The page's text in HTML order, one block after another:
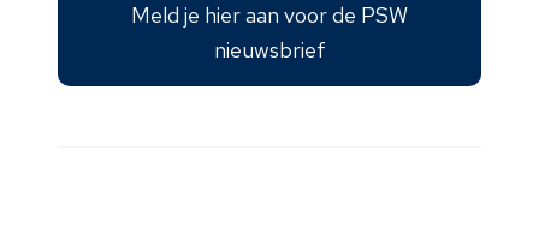
Meld je hier aan voor de PSW
nieuwsbrief